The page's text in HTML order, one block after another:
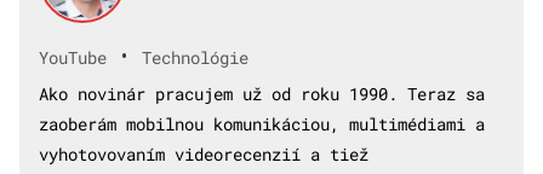
YouTube •
Technológie
Ako novinár pracujem už od roku 1990. Teraz sa
zaoberám mobilnou komunikáciou, multimédiami a
vyhotovovaním videorecenzií a tiež